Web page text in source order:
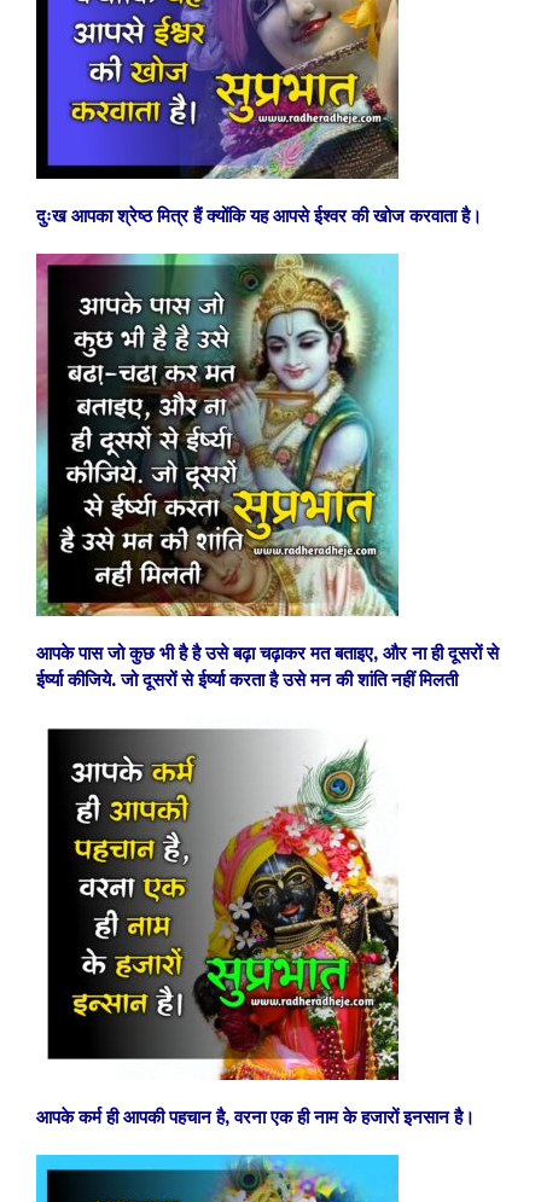
दुःख आपका श्रेष्ठ मित्र हैं क्योंकि यह आपसे ईश्वर की खोज करवाता है।
आपके पास जो कुछ भी है है उसे बढ़ा चढ़ाकर मत बताइए, और ना ही दूसरों से
ईर्ष्या कीजिये. जो दूसरों से ईर्ष्या करता है उसे मन की शांति नहीं मिलती
आपके कर्म ही आपकी पहचान है, वरना एक ही नाम के हजारों इनसान है।